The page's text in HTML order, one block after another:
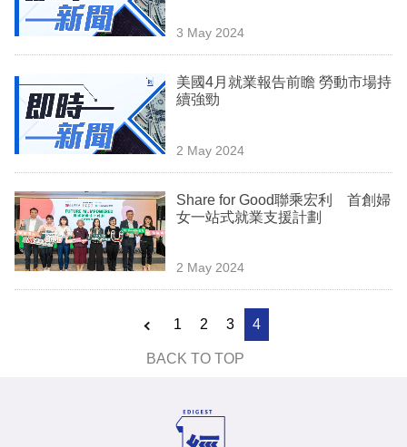
3 May 2024
美國4月就業報告前瞻 勞動市場持
續強勁
2 May 2024
Share for Good聯乘宏利 首創婦
女一站式就業支援計劃
2 May 2024
1 2 3 4
BACK TO TOP